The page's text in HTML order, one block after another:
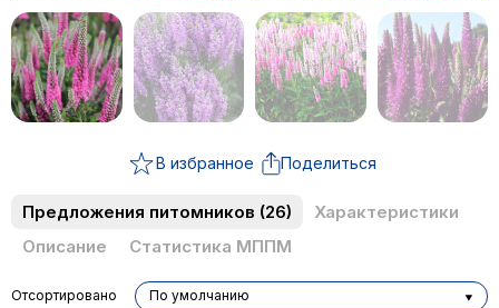
В избранное Поделиться
Предложения питомников (26)
Характеристики
Описание
Статистика МППМ
Отсортировано По умолчанию